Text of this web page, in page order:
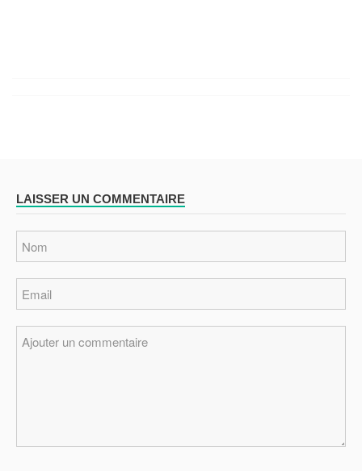
LAISSER UN COMMENTAIRE